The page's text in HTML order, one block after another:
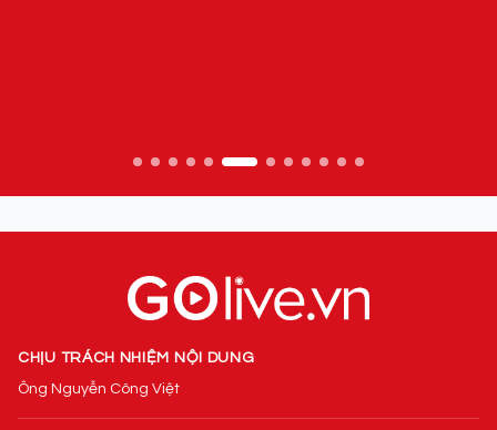
CHỊU TRÁCH NHIỆM NỘI DUNG
Ông Nguyễn Công Việt